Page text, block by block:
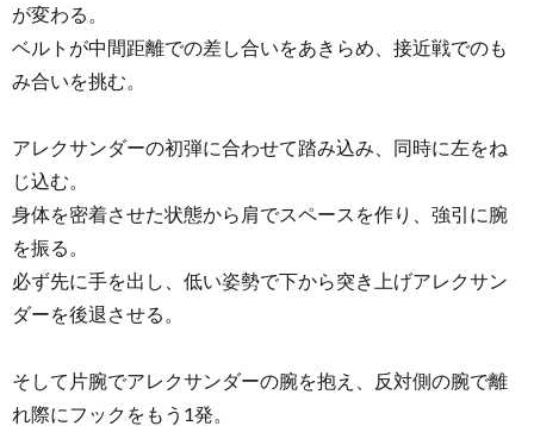
が変わる。
ベルトが中間距離での差し合いをあきらめ、接近戦でのも
み合いを挑む。
アレクサンダーの初弾に合わせて踏み込み、同時に左をね
じ込む。
身体を密着させた状態から肩でスペースを作り、強引に腕
を振る。
必ず先に手を出し、低い姿勢で下から突き上げアレクサン
ダーを後退させる。
そして片腕でアレクサンダーの腕を抱え、反対側の腕で離
れ際にフックをもう1発。